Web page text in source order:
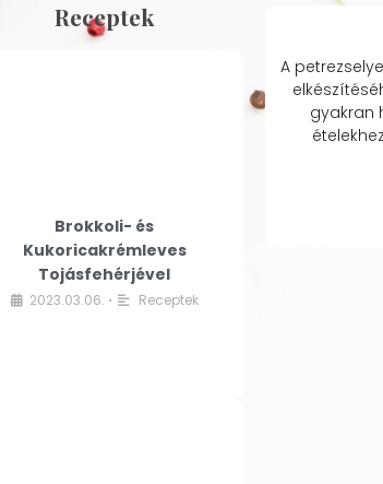
Receptek
Brokkoli- és
Kukoricakrémleves
Tojásfehérjével
2023.03.06. • Receptek
A
gyakran